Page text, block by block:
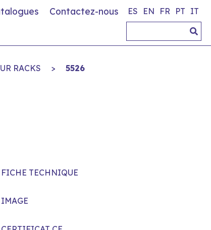
Contactez-nous ES EN FR PT IT
RACKS > 5526
FICHE TECHNIQUE
IMAGE